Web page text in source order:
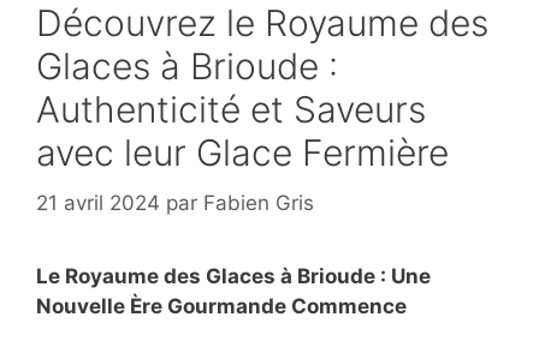
Découvrez le Royaume des
Glaces à Brioude :
Authenticité et Saveurs
avec leur Glace Fermière
21 avril 2024 par Fabien Gris
Le Royaume des Glaces à Brioude : Une
Nouvelle Ère Gourmande Commence